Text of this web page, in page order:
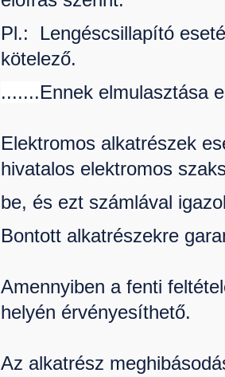
Pl.: Lengéscsillapító
kötelező.
.......Ennek elmulasztása
Elektromos alkatrészek
hivatalos elektromos
be, és ezt számlával
Bontott alkatrészekre
Amennyiben a fenti
helyén érvényesíthető.
Az alkatrész